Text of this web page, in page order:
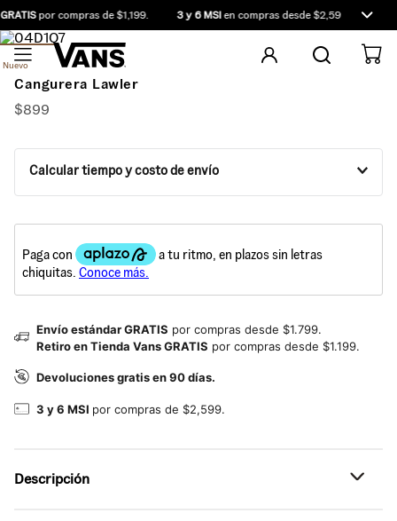
por compras de $1,199. 3 y 6 MSIen compras desde $2,599.
Nuevo
Cangurera Lawler
$899
Calcular tiempo y costo de envío
Envío estándar GRATIS por compras desde $1.799.
Retiro en Tienda Vans GRATIS por compras desde $1.199.
Devoluciones gratis en 90 días.
3 y 6 MSI por compras de $2,599.
Descripción